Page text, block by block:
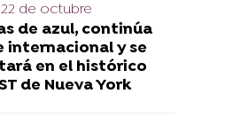
22 de octubre
de azul, continúa
internacional y se
en el histórico
de Nueva York